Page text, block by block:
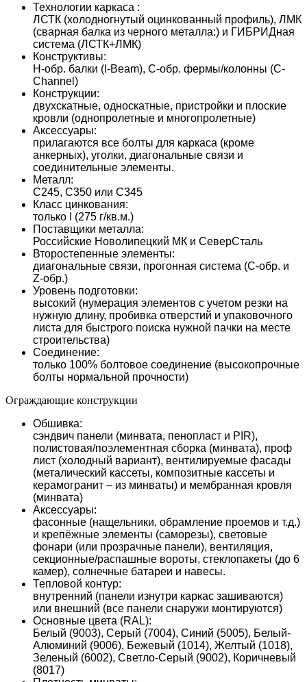
Технологии каркаса :
ЛСТК (холодногнутый оцинкованный профиль), ЛМК
(сварная балка из черного металла:) и ГИБРИДная
система (ЛСТК+ЛМК)
Конструктивы:
H-обр. балки (I-Beam), C-обр. фермы/колонны (C-
Channel)
Конструкции:
двухскатные, односкатные, пристройки и плоские
кровли (однопролетные и многопролетные)
Аксессуары:
прилагаются все болты для каркаса (кроме
анкерных), уголки, диагональные связи и
соединительные элементы.
Металл:
С245, С350 или С345
Класс цинкования:
только I (275 г/кв.м.)
Поставщики металла:
Российские Новолипецкий МК и СеверСталь
Второстепенные элементы:
диагональные связи, прогонная система (С-обр. и
Z-обр.)
Уровень подготовки:
высокий (нумерация элементов с учетом резки на
нужную длину, пробивка отверстий и упаковочного
листа для быстрого поиска нужной пачки на месте
строительства)
Соединение:
только 100% болтовое соединение (высокопрочные
болты нормальной прочности)
Ограждающие конструкции
Обшивка:
сэндвич панели (минвата, пенопласт и PIR),
полистовая/поэлементная сборка (минвата), проф
лист (холодный вариант), вентилируемые фасады
(металический кассеты, композитные кассеты и
керамогранит – из минваты) и мембранная кровля
(минвата)
Аксессуары:
фасонные (нащельники, обрамление проемов и т.д.)
и крепёжные элементы (саморезы), световые
фонари (или прозрачные панели), вентиляция,
секционные/распашные вороты, стеклопакеты (до 6
камер), солнечные батареи и навесы.
Тепловой контур:
внутренний (панели изнутри каркас зашиваются)
или внешний (все панели снаружи монтируются)
Основные цвета (RAL):
Белый (9003), Серый (7004), Синий (5005), Белый-
Алюминий (9006), Бежевый (1014), Желтый (1018),
Зеленый (6002), Светло-Серый (9002), Коричневый
(8017)